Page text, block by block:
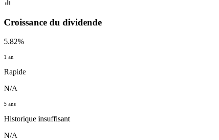
Croissance du dividende
5.82%
1 an
Rapide
N/A
5 ans
Historique insuffisant
N/A